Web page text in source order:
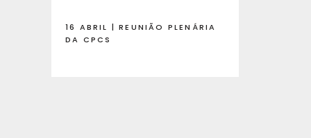
16 ABRIL | REUNIÃO PLENÁRIA
DA CPCS